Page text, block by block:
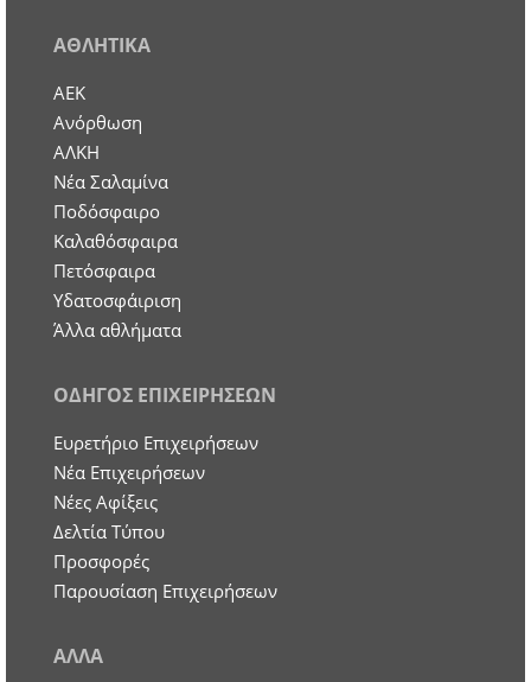
ΑΘΛΗΤΙΚΑ
ΑΕΚ
Ανόρθωση
ΑΛΚΗ
Νέα Σαλαμίνα
Ποδόσφαιρο
Καλαθόσφαιρα
Πετόσφαιρα
Υδατοσφάιριση
Άλλα αθλήματα
ΟΔΗΓΟΣ ΕΠΙΧΕΙΡΗΣΕΩΝ
Ευρετήριο Επιχειρήσεων
Nέα Επιχειρήσεων
Νέες Αφίξεις
Δελτία Τύπου
Προσφορές
Παρουσίαση Επιχειρήσεων
ΑΛΛΑ